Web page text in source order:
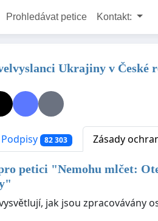
Prohledávat petice Kontakt:
Ukrajiny v
Podpisy 82 303 Zásady
petici "Nemohu mlčet:
"
jak jsou zpracovávány